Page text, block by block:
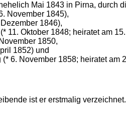
Mai 1843 in Pirna, durch
November 1845),
1846),
(* 11. Oktober 1848; heiratet am
1850,
1852) und
(* 6. November 1858; heiratet am
ist er erstmalig verzeichnet.